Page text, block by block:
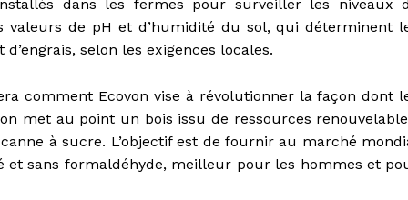
dans les fermes pour surveiller les niveaux
valeurs de pH et d’humidité du sol, qui déterminent
selon les exigences locales.
comment Ecovon vise à révolutionner la façon dont
met au point un bois issu de ressources
à sucre. L’objectif est de fournir au marché
sans formaldéhyde, meilleur pour les hommes et